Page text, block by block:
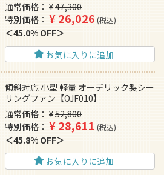
通常価格 ¥47,300
特別価格
¥26,026 税込
45.0% OFF
お気に入りに追加
傾斜対応 小型 軽量 オーデリック製シー
リングファン【OJF010】
通常価格
¥52,800
特別価格
¥28,611 税込
45.8% OFF
お気に入りに追加